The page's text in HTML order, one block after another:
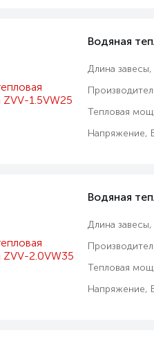
Водяная
Длина
Тепловая
Напряжение,
Водяная
Длина
Тепловая
Напряжение,